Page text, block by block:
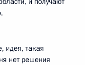
идея, такая
нет решения